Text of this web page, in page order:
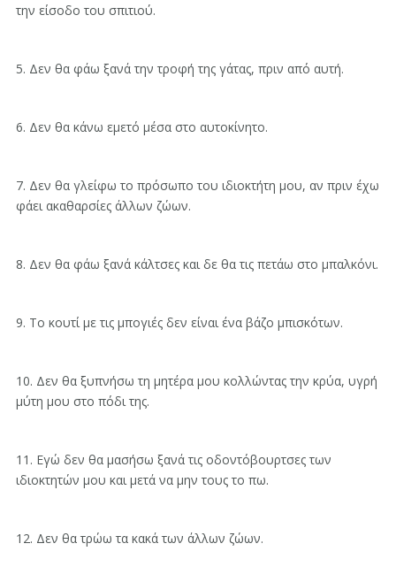
την είσοδο του σπιτιού.
5. Δεν θα φάω ξανά την τροφή της γάτας, πριν από αυτή.
6. Δεν θα κάνω εμετό μέσα στο αυτοκίνητο.
7. Δεν θα γλείφω το πρόσωπο του ιδιοκτήτη μου, αν πριν έχω
φάει ακαθαρσίες άλλων ζώων.
8. Δεν θα φάω ξανά κάλτσες και δε θα τις πετάω στο μπαλκόνι.
9. Το κουτί με τις μπογιές δεν είναι ένα βάζο μπισκότων.
10. Δεν θα ξυπνήσω τη μητέρα μου κολλώντας την κρύα, υγρή
μύτη μου στο πόδι της.
11. Εγώ δεν θα μασήσω ξανά τις οδοντόβουρτσες των
ιδιοκτητών μου και μετά να μην τους το πω.
12. Δεν θα τρώω τα κακά των άλλων ζώων.